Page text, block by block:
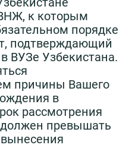
к которым
порядке
подтверждающий
ВУЗе Узбекистана.
причины Вашего
в
рассмотрения
превышать